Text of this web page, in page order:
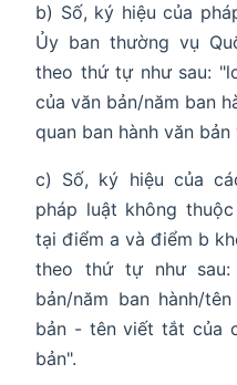
b) Số, ký hiệu của
Ủy ban thường vụ
theo thứ tự như sau:
của văn bản/năm ban
quan ban hành văn
c) Số, ký hiệu của
pháp luật không
tại điểm a và điểm b
theo thứ tự như
bản/năm ban hành/
bản - tên viết tắt của
bản".